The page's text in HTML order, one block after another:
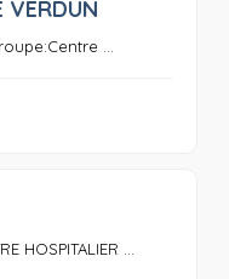
VERDUN
...
HOSPITALIER ...